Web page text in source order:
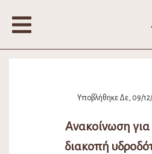
Υποβλήθηκε Δε, 09/
Ανακοίνωση
διακοπή